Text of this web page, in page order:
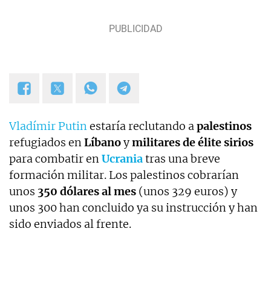
Vladímir Putinestaría reclutando apalestinos
refugiados enLíbanoymilitares de élite sirios
para combatir enUcraniatras una breve
formación militar. Los palestinos cobrarían
unos 350 dólares al mes (unos 329 euros) y
unos 300 han concluido ya su instrucción y han
sido enviados al frente.